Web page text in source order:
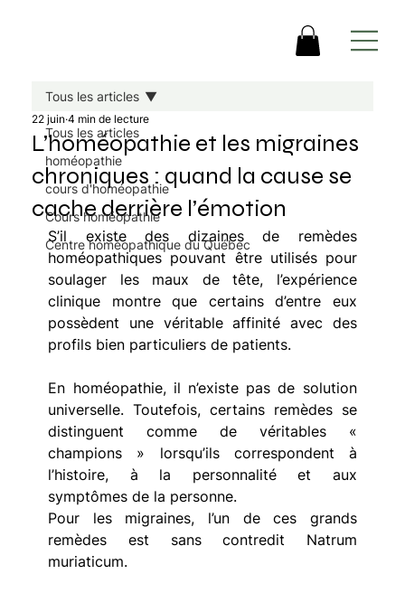
Tous les articles
homéopathie
cours d'homéopathie
Cours homéopathie
Centre homéopathique du Québec
Tous les articles
L’homéopathie et les migraines
chroniques : quand la cause se
cache derrière l’émotion
22 juin 4 min de lecture
S’il existe des dizaines de remèdes
homéopathiques pouvant être utilisés pour
soulager les maux de tête, l’expérience
clinique montre que certains d’entre eux
possèdent une véritable affinité avec des
profils bien particuliers de patients.
En homéopathie, il n’existe pas de solution
universelle. Toutefois, certains remèdes se
distinguent comme de véritables «
champions » lorsqu’ils correspondent à
l’histoire, à la personnalité et aux
symptômes de la personne.
Pour les migraines, l’un de ces grands
remèdes est sans contredit Natrum
muriaticum.